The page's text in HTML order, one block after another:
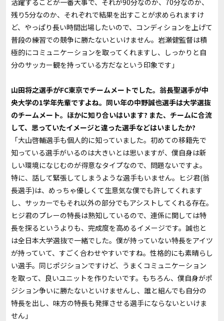
残り5分なのか、それぞれで結果を出すことが求められますけ
ど、やっぱり長い時間出場したいので、コンディションを上げて
普段の練習での競争に勝たないといけません。岩瀬健監督は積
極的にコミュニケーションを取ってくれますし、しっかりと自
分のサッカー観を持っている方だなという印象です」
――山田将之選手がFC東京でチームメートでした。翁長聖選手が中
央大学の1学年先輩ですよね。同い年の中野誠也選手は大学選抜
のチームメート。ほかに知り合いはいます? また、チームに合流
して、思っていたイメージと違った選手などはいましたか?
「大山啓輔選手も個人的に知っていました。初めての移籍先で
知っている選手がいるのは大きいとは思いますが、僕自身は新
しい環境になじむのが得意なタイプなので、問題ないですよ。
特に、話して緊張してしまうような選手もいません。ヒジ君(翁
長選手)は、めっちゃ優しくて生意気な僕でも許してくれます
し、サッカーでもそれ以外の部分でもアシストしてくれる存在。
ヒジ君のプレーの特長は熟知しているので、連係に関しては特
長を探るというよりも、完成度を高めるイメージです。誠也と
は全日本大学選抜で一緒でした。僕が持っていない特長をアイツ
が持っていて、すごく合わせやすいですね。性格的にも素晴らし
い選手。同じポジションですけど、うまくコミュニケーション
を取って、良いユニットを作りたいです。もちろん、僕自身がポ
ジション争いに勝たないといけませんし、誰と組んでも自分の
特長を出し、味方の特長も発揮させる選手にならないといけま
せん」